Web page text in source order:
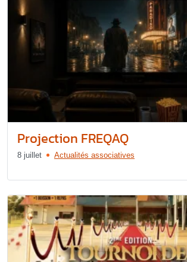
Projection FREQAQ
8 juillet Actualités associatives